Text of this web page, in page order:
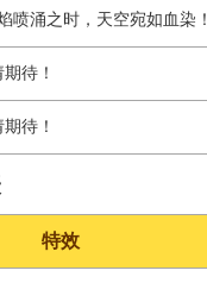
喷涌之时，天空宛如血染！
待！
待！
特效